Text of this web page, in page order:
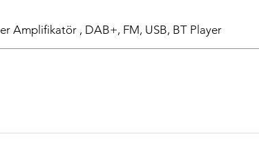
Amplifikatör , DAB+, FM, USB, BT Player